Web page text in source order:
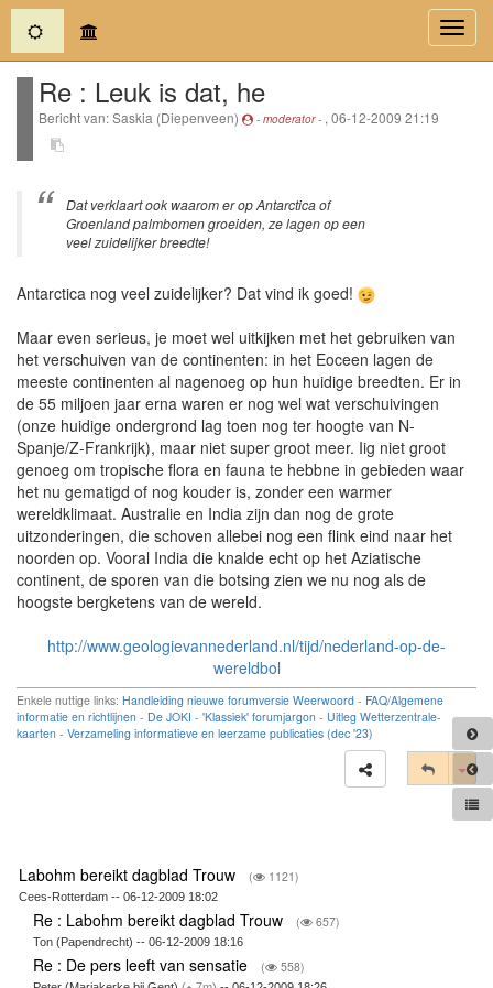
(current)
Re : Leuk is dat, he
Bericht van: Saskia (Diepenveen) - moderator - , 06-12-2009 21:19
Dat verklaart ook waarom er op Antarctica of
Groenland palmbomen groeiden, ze lagen op een
veel zuidelijker breedte!
Antarctica nog veel zuidelijker? Dat vind ik goed!
Maar even serieus, je moet wel uitkijken met het gebruiken van
het verschuiven van de continenten: in het Eoceen lagen de
meeste continenten al nagenoeg op hun huidige breedten. Er in
de 55 miljoen jaar erna waren er nog wel wat verschuivingen
(onze huidige ondergrond lag toen nog ter hoogte van N-
Spanje/Z-Frankrijk), maar niet super groot meer. Iig niet groot
genoeg om tropische flora en fauna te hebbne in gebieden waar
het nu gematigd of nog kouder is, zonder een warmer
wereldklimaat. Australie en India zijn dan nog de grote
uitzonderingen, die schoven allebei nog een flink eind naar het
noorden op. Vooral India die knalde echt op het Aziatische
continent, de sporen van die botsing zien we nu nog als de
hoogste bergketens van de wereld.
http://www.geologievannederland.nl/tijd/nederland-op-de-
wereldbol
Enkele nuttige links: Handleiding nieuwe forumversie Weerwoord - FAQ/Algemene
informatie en richtlijnen - De JOKI - 'Klassiek' forumjargon - Uitleg Wetterzentrale-
kaarten - Verzameling informatieve en leerzame publicaties (dec '23)
Labohm bereikt dagblad Trouw ( 1121)
Cees-Rotterdam -- 06-12-2009 18:02
Re : Labohm bereikt dagblad Trouw ( 657)
Ton (Papendrecht) -- 06-12-2009 18:16
Re : De pers leeft van sensatie ( 558)